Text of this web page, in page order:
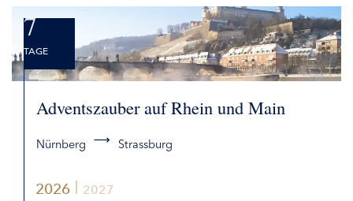
2026 2027
7
TAGE
Adventszauber auf Rhein und Main
Nürnberg Strassburg